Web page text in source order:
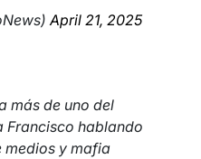
April 21, 2025
más de uno del
Francisco hablando
medios y mafia